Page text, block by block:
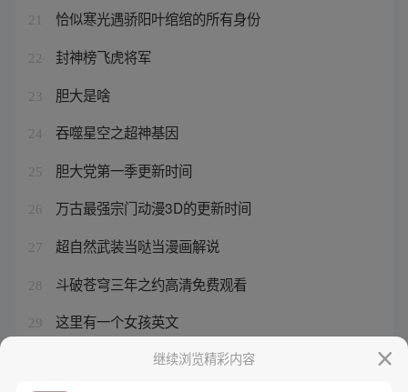
21 恰似寒光遇骄阳叶绾绾的所有身份
22 封神榜飞虎将军
23 胆大是啥
24 吞噬星空之超神基因
25 胆大党第一季更新时间
26 万古最强宗门动漫3D的更新时间
27 超自然武装当哒当漫画解说
28 斗破苍穹三年之约高清免费观看
29 这里有一个女孩英文
陈樱儿和杨文昭最后的结局
继续浏览精彩内容